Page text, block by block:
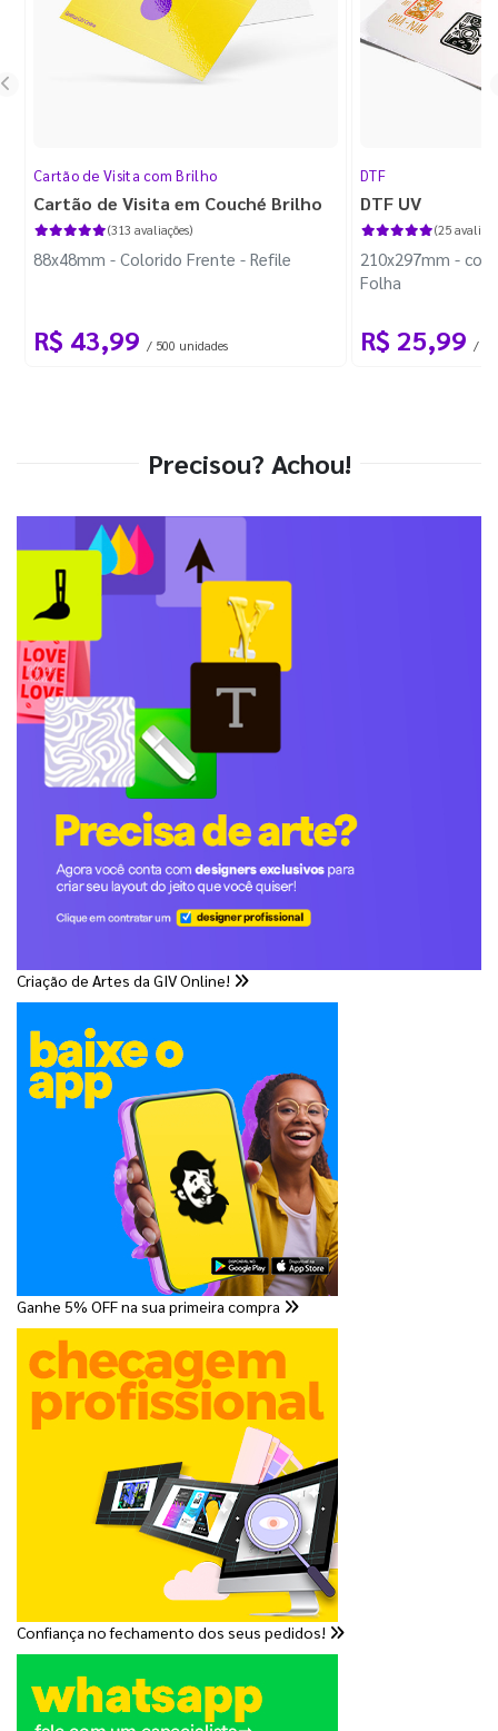
Cartão de Visita com Brilho
Cartão de Visita em Couché Brilho
(313 avaliações)
88x48mm - Colorido Frente - Refile
R$ 43,99 / 500 unidades
DTF
DTF UV
(25
210x297mm -
Folha
R$ 25,99 / 1
Precisou? Achou!
Criação de Artes da GIV Online!
Ganhe 5% OFF na sua primeira compra
Confiança no fechamento dos seus pedidos!